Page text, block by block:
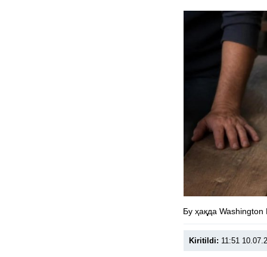
Бу ҳақда
Kiritildi: 11:51